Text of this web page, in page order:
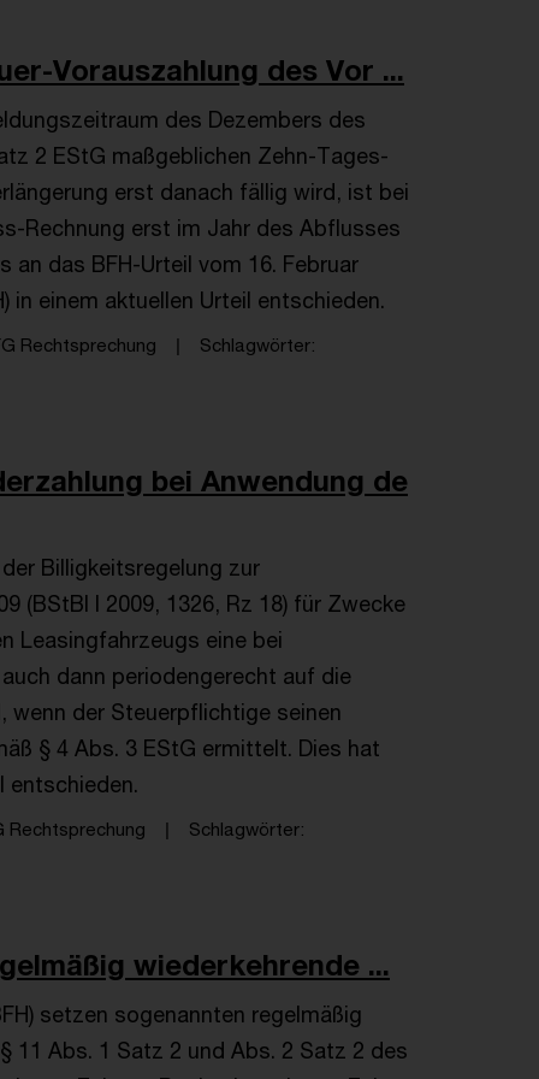
Vorauszahlung des Vor ...
des Dezembers des
2 EStG maßgeblichen Zehn-Tages-
erst danach fällig wird, ist bei
Rechnung erst im Jahr des Abflusses
das BFH-Urteil vom 16. Februar
in einem aktuellen Urteil entschieden.
Rechtsprechung
Schlagwörter
bei Anwendung de
Billigkeitsregelung zur
(BStBl I 2009, 1326, Rz 18) für Zwecke
Leasingfahrzeugs eine bei
dann periodengerecht auf die
wenn der Steuerpflichtige seinen
§ 4 Abs. 3 EStG ermittelt. Dies hat
entschieden.
Rechtsprechung
Schlagwörter
wiederkehrende ...
setzen sogenannten regelmäßig
11 Abs. 1 Satz 2 und Abs. 2 Satz 2 des